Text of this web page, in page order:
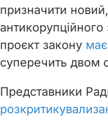
призначити
проєкт закону
суперечить двом
Представники
розкритикували